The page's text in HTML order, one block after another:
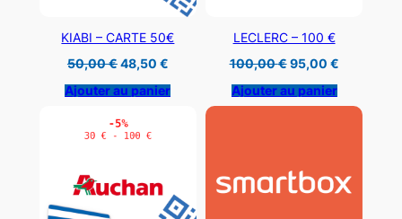
KIABI – CARTE 50€
50,00€Le
prix
initial
était :
48,50 €Le
actuel
est :
48,50 €.
Ajouter au panier
LECLERC – 100 €
100,00€ Le
prix
initial
était :
95,00 €Le
95,00 €.
Ajouter au panier